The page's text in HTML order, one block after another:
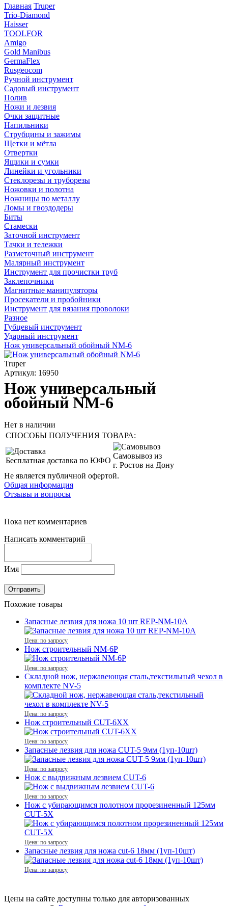
Главная Truper
Trio-Diamond
Haisser
TOOLFOR
Amigo
Gold Manibus
GermaFlex
Rusgeocom
Ручной инструмент
Садовый инструмент
Полив
Ножи и лезвия
Очки защитные
Напильники
Струбцины и зажимы
Щетки и мётла
Отвертки
Ящики и сумки
Линейки и угольники
Стеклорезы и труборезы
Ножовки и полотна
Ножницы по металлу
Ломы и гвоздодеры
Биты
Стамески
Заточной инструмент
Тачки и тележки
Разметочный инструмент
Малярный инструмент
Инструмент для прочистки труб
Заклепочники
Магнитные манипуляторы
Просекатели и пробойники
Инструмент для вязания проволоки
Разное
Губцевый инструмент
Ударный инструмент
Нож универсальный обойный NM-6
Truper
Артикул: 16950
Нож универсальный
обойный NM-6
Нет в наличии
СПОСОБЫ ПОЛУЧЕНИЯ ТОВАРА:
Бесплатная доставка по ЮФО
Самовывоз из
г. Ростов на Дону
Не является публичной офертой.
Общая информация
Отзывы и вопросы
Пока нет комментариев
Написать комментарий
Имя
Похожие товары
Запасные лезвия для ножа 10 шт REP-NM-10A
Цена: по запросу
Нож строительный NM-6P
Цена: по запросу
Складной нож, нержавеющая сталь,текстильный чехол в
комплекте NV-5
Цена: по запросу
Нож строительный CUT-6ХX
Цена: по запросу
Запасные лезвия для ножа CUT-5 9мм (1уп-10шт)
Цена: по запросу
Нож с выдвижным лезвием CUT-6
Цена: по запросу
Нож c убирающимся полотном прорезиненный 125мм
CUT-5X
Цена: по запросу
Запасные лезвия для ножа cut-6 18мм (1уп-10шт)
Цена: по запросу
Цены на сайте доступны только для авторизованных